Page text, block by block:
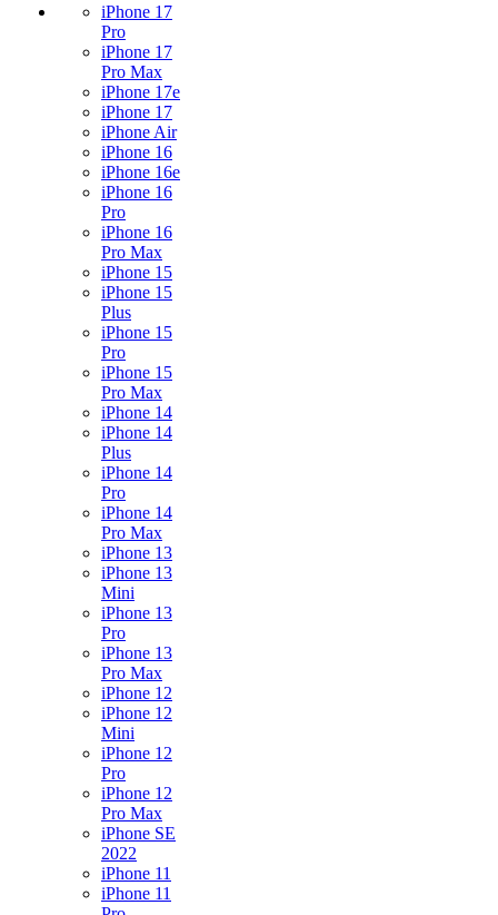
iPhone 17
Pro
iPhone 17
Pro Max
iPhone 17e
iPhone 17
iPhone Air
iPhone 16
iPhone 16e
iPhone 16
Pro
iPhone 16
Pro Max
iPhone 15
iPhone 15
Plus
iPhone 15
Pro
iPhone 15
Pro Max
iPhone 14
iPhone 14
Plus
iPhone 14
Pro
iPhone 14
Pro Max
iPhone 13
iPhone 13
Mini
iPhone 13
Pro
iPhone 13
Pro Max
iPhone 12
iPhone 12
Mini
iPhone 12
Pro
iPhone 12
Pro Max
iPhone SE
2022
iPhone 11
iPhone 11